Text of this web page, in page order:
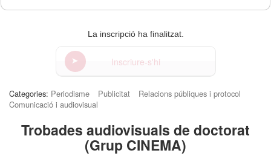
La inscripció ha finalitzat.
Inscriure-s'hi
Categories: Periodisme Publicitat
Relacions públiques i protocol
Comunicació i audiovisual
Trobades audiovisuals de doctorat
(Grup CINEMA)